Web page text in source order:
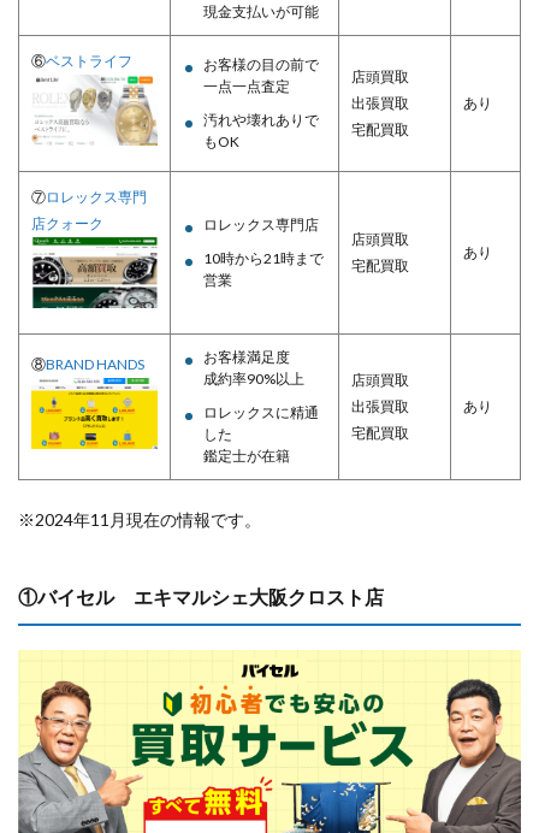
現金支払いが可能
⑥ベストライフ
お客様の目の前で
一点一点査定
汚れや壊れありで
もOK
店頭買取
出張買取
宅配買取
あり
⑦ロレックス専門
店クォーク
ロレックス専門店
10時から21時まで
営業
店頭買取
宅配買取
あり
⑧BRAND HANDS
お客様満足度
成約率90%以上
ロレックスに精通
した
鑑定士が在籍
店頭買取
出張買取
宅配買取
あり
※2024年11月現在の情報です。
①バイセル エキマルシェ大阪クロスト店